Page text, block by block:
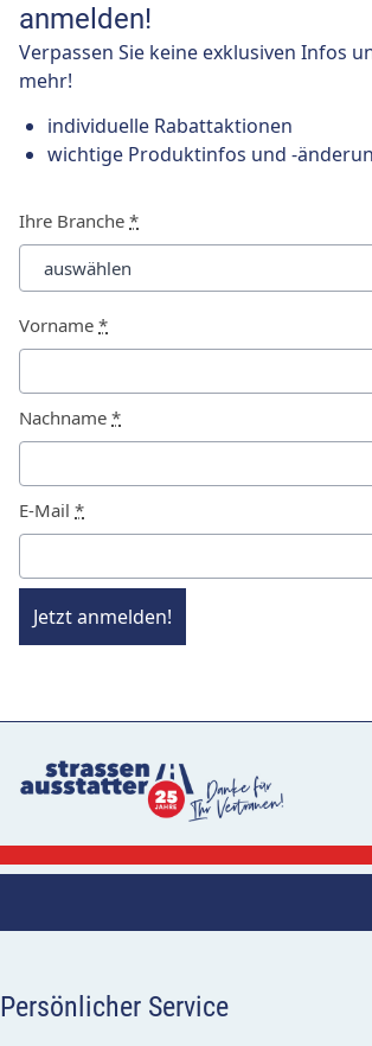
anmelden!
Verpassen Sie keine exklusiven Infos
mehr!
individuelle Rabattaktionen
wichtige Produktinfos und -
Ihre Branche *
Vorname *
Nachname *
E-Mail *
Jetzt anmelden!
Persönlicher Service